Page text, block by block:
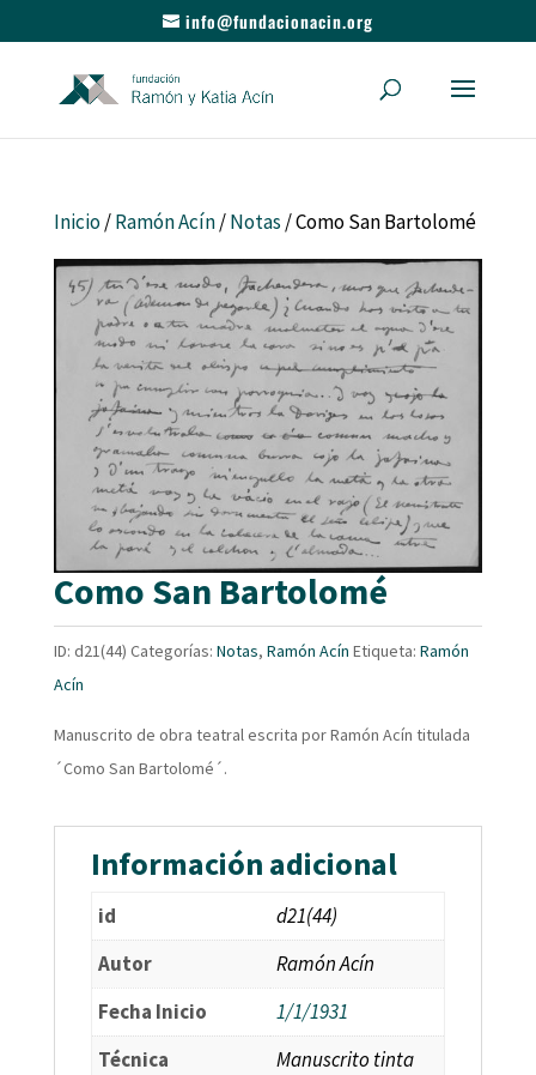
info@fundacionacin.org
Inicio/Ramón Acín/Notas / Como San Bartolomé
Como San Bartolomé
ID: d21(44) Categorías: Notas, Ramón Acín Etiqueta: Ramón
Acín
Manuscrito de obra teatral escrita por Ramón Acín titulada
´Como San Bartolomé´.
Información adicional
id
d21(44)
Autor
Ramón Acín
Fecha Inicio
1/1/1931
Técnica
Manuscrito tinta